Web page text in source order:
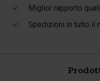
Miglior rapporto
Spedizioni in tutto il